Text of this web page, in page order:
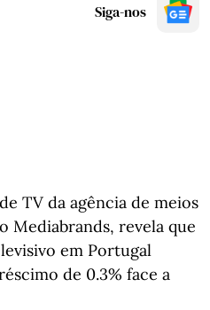
Siga-nos
TV da agência de meios
Mediabrands, revela que
em Portugal
de 0.3% face a